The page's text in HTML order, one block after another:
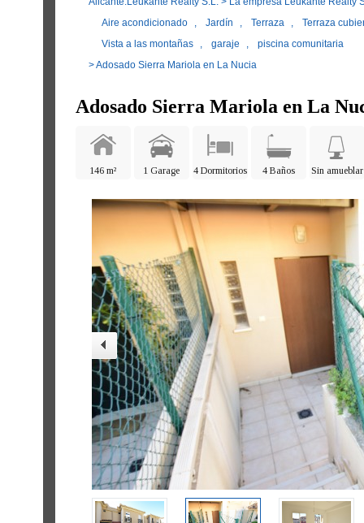
Aire acondicionado
, Jardín , Terraza ,
Terraza
Vista a las montañas
, garaje ,
piscina comunitaria
> Adosado Sierra Mariola en La Nucia
Adosado Sierra Mariola en La
146 m² 1 Garage 4 Dormitorios 4 Baños Sin amueblar